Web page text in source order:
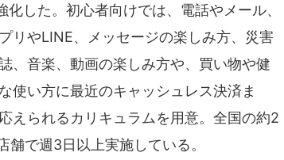
した。初心者向けでは、電話やメール、
リやLINE、メッセージの楽しみ方、災害
、音楽、動画の楽しみ方や、買い物や健
使い方に最近のキャッシュレス決済ま
えられるカリキュラムを用意。全国の約2
で週3日以上実施している。